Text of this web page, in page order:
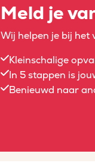
Meld je
Wij helpen je bij het
Kleinschalige
In 5 stappen is
Benieuwd naar